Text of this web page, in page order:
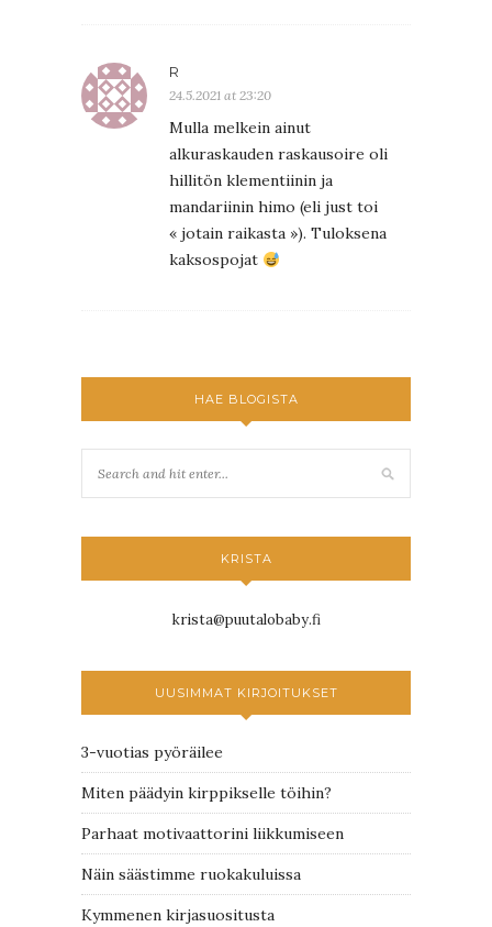
R
24.5.2021 at 23:20
Mulla melkein ainut
alkuraskauden raskausoire oli
hillitön klementiinin ja
mandariinin himo (eli just toi
« jotain raikasta »). Tuloksena
kaksospojat
HAE BLOGISTA
KRISTA
krista@puutalobaby.fi
UUSIMMAT KIRJOITUKSET
3-vuotias pyöräilee
Miten päädyin kirppikselle töihin?
Parhaat motivaattorini liikkumiseen
Näin säästimme ruokakuluissa
Kymmenen kirjasuositusta